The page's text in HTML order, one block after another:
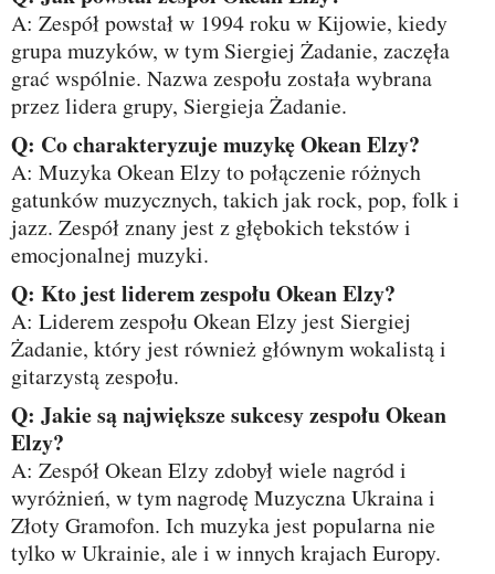
A: Zespół powstał w 1994 roku w Kijowie, kiedy
grupa muzyków, w tym Siergiej Żadanie, zaczęła
grać wspólnie. Nazwa zespołu została wybrana
przez lidera grupy, Siergieja Żadanie.
Q: Co charakteryzuje muzykę Okean Elzy?
A: Muzyka Okean Elzy to połączenie różnych
gatunków muzycznych, takich jak rock, pop, folk i
jazz. Zespół znany jest z głębokich tekstów i
emocjonalnej muzyki.
Q: Kto jest liderem zespołu Okean Elzy?
A: Liderem zespołu Okean Elzy jest Siergiej
Żadanie, który jest również głównym wokalistą i
gitarzystą zespołu.
Q: Jakie są największe sukcesy zespołu Okean
Elzy?
A: Zespół Okean Elzy zdobył wiele nagród i
wyróżnień, w tym nagrodę Muzyczna Ukraina i
Złoty Gramofon. Ich muzyka jest popularna nie
tylko w Ukrainie, ale i w innych krajach Europy.